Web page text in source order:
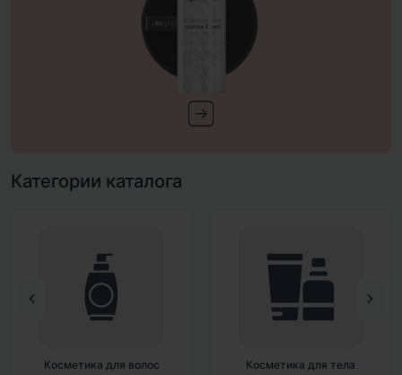
Категории каталога
Косметика для тела Декоративная косметика